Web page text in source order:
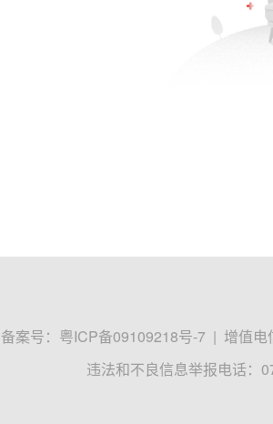
备案号： 粤ICP备09109218号-7 | 增值电
违法和不良信息举报电话：